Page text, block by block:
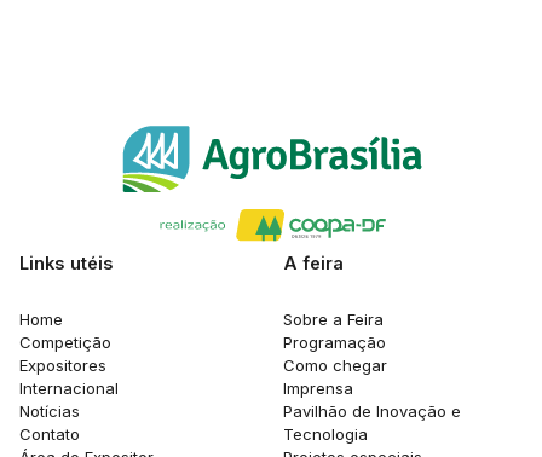
Links utéis
Home
Competição
Expositores
Internacional
Notícias
Contato
A feira
Sobre a Feira
Programação
Como chegar
Imprensa
Pavilhão de Inovação e
Tecnologia